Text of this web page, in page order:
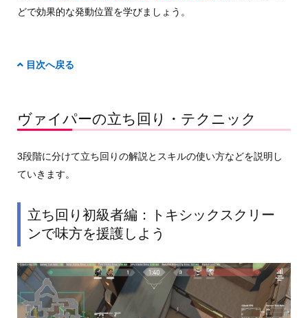
どで効果的な発動位置を学びましょう。
目次へ戻る
ヴァイパーの立ち回り・テクニック
3段階に分けて立ち回りの解説とスキルの使い方などを説明し
ていきます。
立ち回り初級者編：トキシックスクリー
ンで味方を援護しよう